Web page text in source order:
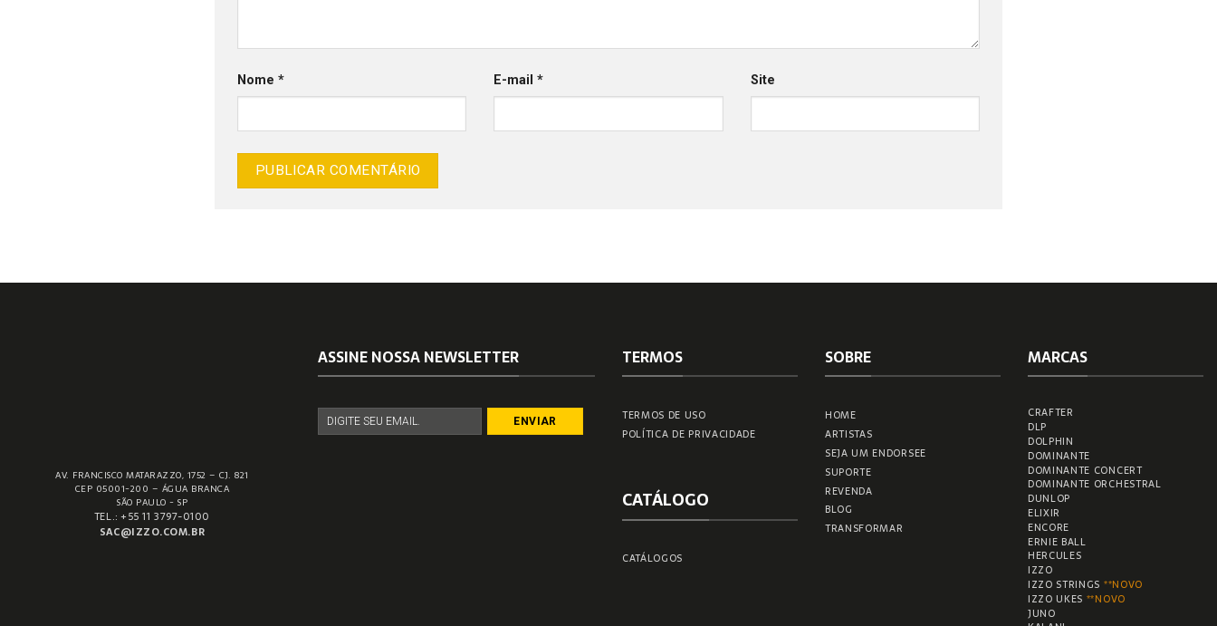
Nome * E-mail* Site
AV. FRANCISCO MATARAZZO, 1752 – CJ. 821
CEP 05001-200 – ÁGUA BRANCA
SÃO PAULO - SP
TEL.: +55 11 3797-0100
SAC@IZZO.COM.BR
ASSINE NOSSA NEWSLETTER TERMOS
TERMOS DE USO
POLÍTICA DE PRIVACIDADE
CATÁLOGO
CATÁLOGOS
SOBRE
HOME
ARTISTAS
SEJA UM ENDORSEE
SUPORTE
REVENDA
BLOG
TRANSFORMAR
MARCAS
CRAFTER
DLP
DOLPHIN
DOMINANTE
DOMINANTE CONCERT
DOMINANTE ORCHESTRAL
DUNLOP
ELIXIR
ENCORE
ERNIE BALL
HERCULES
IZZO
IZZO STRINGS **NOVO
IZZO UKES **NOVO
JUNO